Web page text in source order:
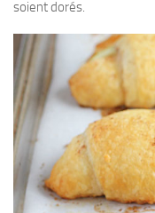
soient dorés.